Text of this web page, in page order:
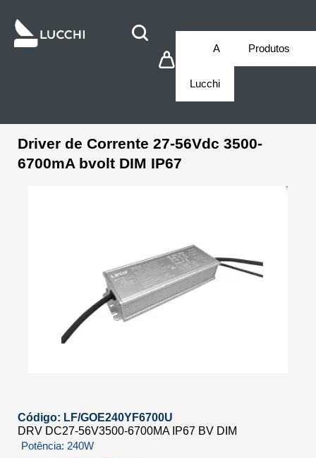
A
Lucchi
Produtos
Driver de Corrente 27-56Vdc 3500-
6700mA bvolt DIM IP67
Código: LF/GOE240YF6700U
DRV DC27-56V3500-6700MA IP67 BV DIM
Potência: 240W